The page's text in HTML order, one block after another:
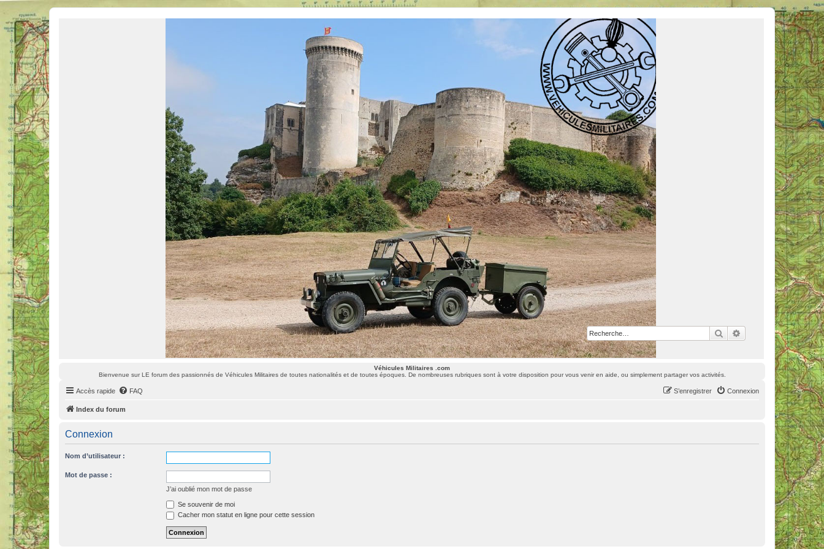
RechercherRecherche avancée
Bienvenue sur LE forum des passionnés de Véhicules Militaires de toutes nationalités et de toutes époques. De nombreuses rubriques sont à votre disposition pour vous venir en aide, ou simplement partager vos activités.
Véhicules Militaires .com
Bienvenue sur LE forum des passionnés de Véhicules Militaires de toutes nationalités et de toutes époques. De nombreuses rubriques sont à votre disposition pour vous venir en aide, ou simplement partager vos activités.
Accès rapide FAQ Connexion
S’enregistrer
Index du forum
Connexion
Nom d’utilisateur :
Mot de passe :
J’ai oublié mon mot de passe
Se souvenir de moi
Cacher mon statut en ligne pour cette session